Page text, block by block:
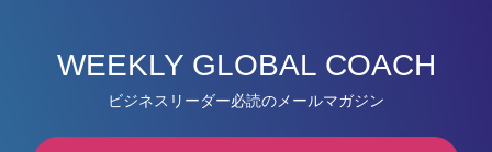
WEEKLY GLOBAL COACH
ビジネスリーダー必読のメールマガジン